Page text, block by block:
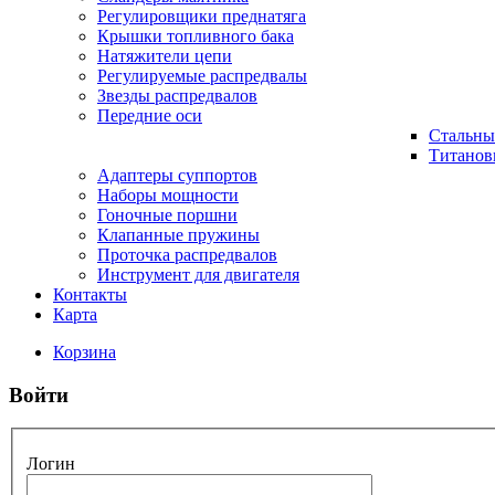
Регулировщики преднатяга
Крышки топливного бака
Натяжители цепи
Регулируемые распредвалы
Звезды распредвалов
Передние оси
Адаптеры суппортов
Наборы мощности
Гоночные поршни
Клапанные пружины
Проточка распредвалов
Инструмент для двигателя
Контакты
Карта
Корзина
Войти
Логин